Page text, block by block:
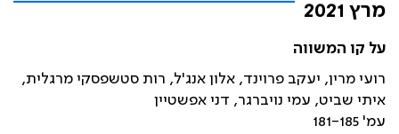
מרץ 2021
על קו המשווה
רועי מרין, יעקב פרוינד, אלון אנג'ל, רות סטשפסקי מרגלית,
איתי שביט, עמי נויברגר, דני אפשטיין
עמ' 181-185